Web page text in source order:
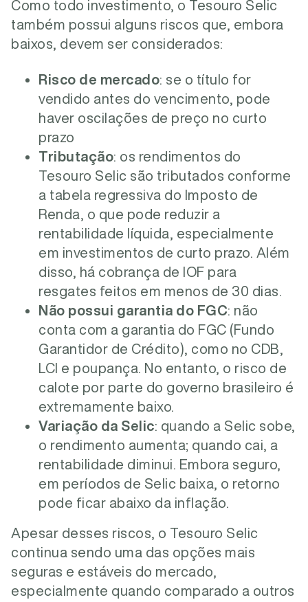
Como todo investimento, o Tesouro Selic
também possui alguns riscos que, embora
baixos, devem ser considerados:
Risco de mercado: se o título for
vendido antes do vencimento, pode
haver oscilações de preço no curto
prazo
Tributação: os rendimentos do
Tesouro Selic são tributados conforme
a tabela regressiva do Imposto de
Renda, o que pode reduzir a
rentabilidade líquida, especialmente
em investimentos de curto prazo. Além
disso, há cobrança de IOF para
resgates feitos em menos de 30 dias.
Não possui garantia do FGC: não
conta com a garantia do FGC (Fundo
Garantidor de Crédito), como no CDB,
LCI e poupança. No entanto, o risco de
calote por parte do governo brasileiro é
extremamente baixo.
Variação da Selic: quando a Selic sobe,
o rendimento aumenta; quando cai, a
rentabilidade diminui. Embora seguro,
em períodos de Selic baixa, o retorno
pode ficar abaixo da inflação.
Apesar desses riscos, o Tesouro Selic
continua sendo uma das opções mais
seguras e estáveis do mercado,
especialmente quando comparado a outros